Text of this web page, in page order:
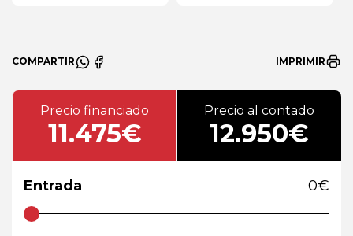
COMPARTIR IMPRIMIR
Precio financiado
11.475€
Precio al contado
12.950€
Entrada 0€